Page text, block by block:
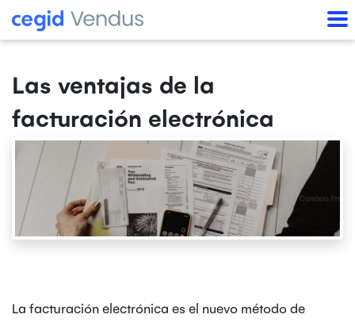
Las ventajas de la
facturación electrónica
La facturación electrónica es el nuevo método de